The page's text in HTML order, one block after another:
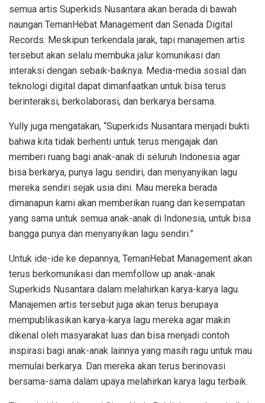
semua artis Superkids Nusantara akan berada di bawah
naungan TemanHebat Management dan Senada Digital
Records. Meskipun terkendala jarak, tapi manajemen artis
tersebut akan selalu membuka jalur komunikasi dan
interaksi dengan sebaik-baiknya. Media-media sosial dan
teknologi digital dapat dimanfaatkan untuk bisa terus
berinteraksi, berkolaborasi, dan berkarya bersama.
Yully juga mengatakan, “Superkids Nusantara menjadi bukti
bahwa kita tidak berhenti untuk terus mengajak dan
memberi ruang bagi anak-anak di seluruh Indonesia agar
bisa berkarya, punya lagu sendiri, dan menyanyikan lagu
mereka sendiri sejak usia dini. Mau mereka berada
dimanapun kami akan memberikan ruang dan kesempatan
yang sama untuk semua anak-anak di Indonesia, untuk bisa
bangga punya dan menyanyikan lagu sendiri.”
Untuk ide-ide ke depannya, TemanHebat Management akan
terus berkomunikasi dan memfollow up anak-anak
Superkids Nusantara dalam melahirkan karya-karya lagu.
Manajemen artis tersebut juga akan terus berupaya
mempublikasikan karya-karya lagu mereka agar makin
dikenal oleh masyarakat luas dan bisa menjadi contoh
inspirasi bagi anak-anak lainnya yang masih ragu untuk mau
memulai berkarya. Dan mereka akan terus berinovasi
bersama-sama dalam upaya melahirkan karya lagu terbaik.